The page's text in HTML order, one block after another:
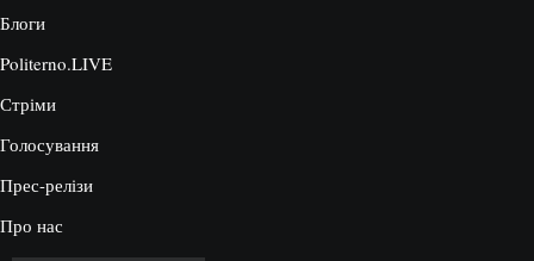
Блоги
Politerno.LIVE
Стріми
Голосування
Прес-релізи
Про нас